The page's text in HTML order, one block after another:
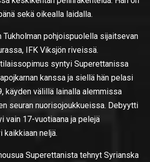
sekä oikealla laidalla.
Tukholman pohjoispuolella sijaitsevan
IFK Viksjön riveissä.
syntyi Superettanissa
kanssa ja siellä hän pelasi
käyden välillä lainalla alemmissa
seuran nuorisojoukkueissa. Debyytti
vain 17-vuotiaana ja pelejä
neljä.
Superettanista tehnyt Syrianska